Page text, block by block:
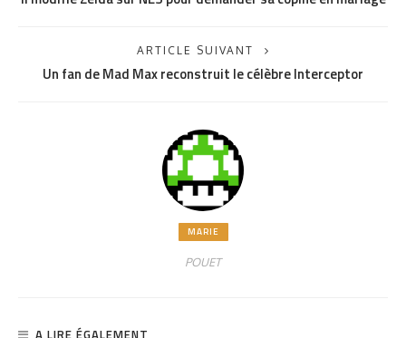
ARTICLE SUIVANT
Un fan de Mad Max reconstruit le célèbre Interceptor
MARIE
POUET
A LIRE ÉGALEMENT